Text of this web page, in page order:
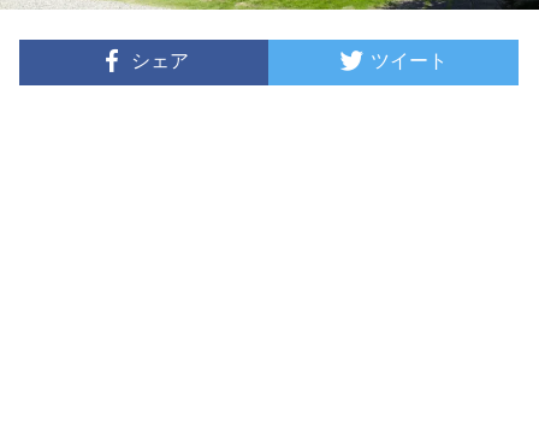
シェア ツイート